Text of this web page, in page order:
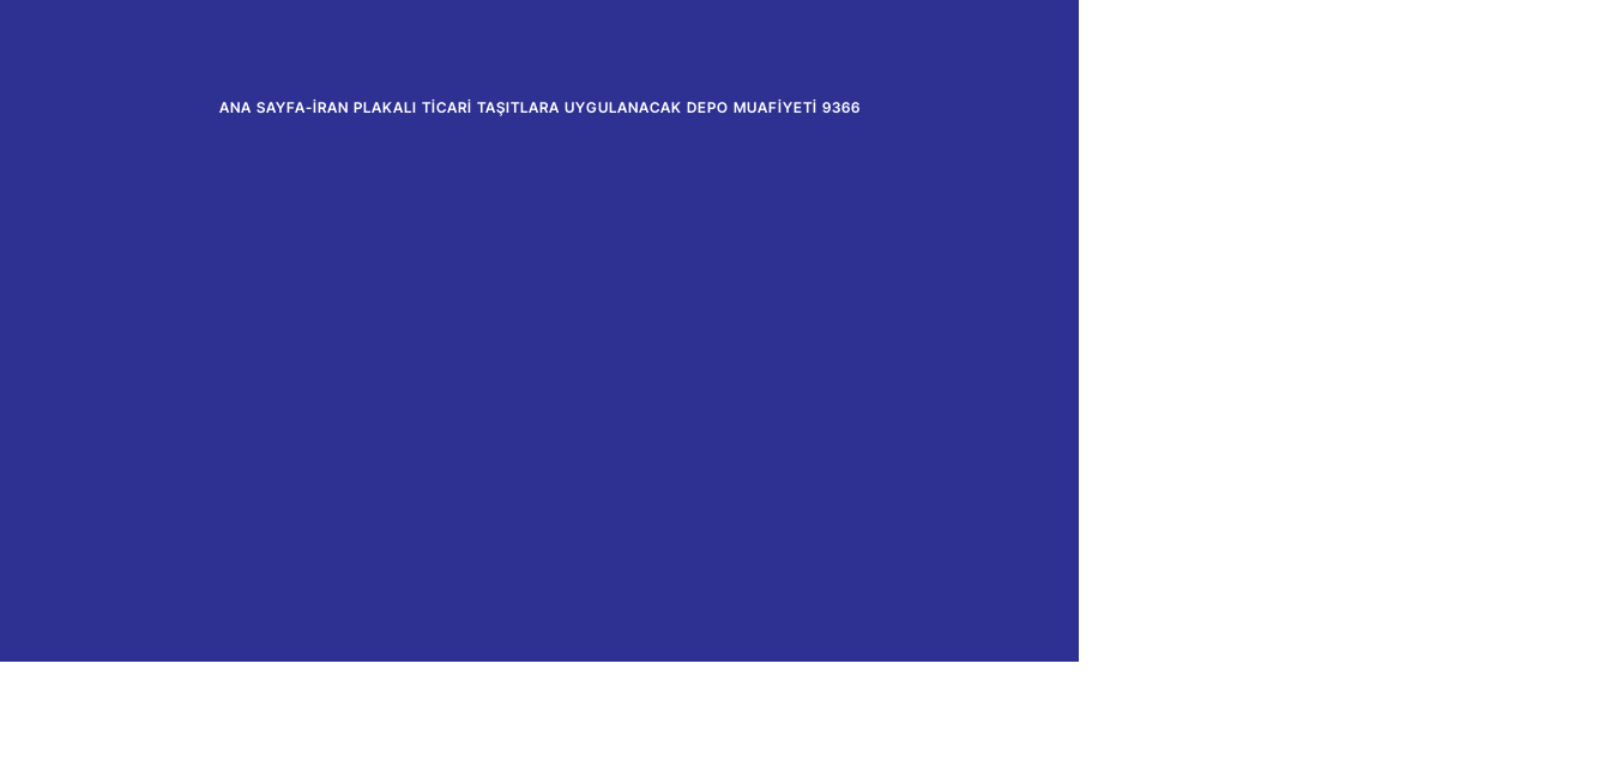
ANA SAYFA-İRAN PLAKALI TICARI TAŞITLARA UYGULANACAK DEPO MUAFIYETI 9366